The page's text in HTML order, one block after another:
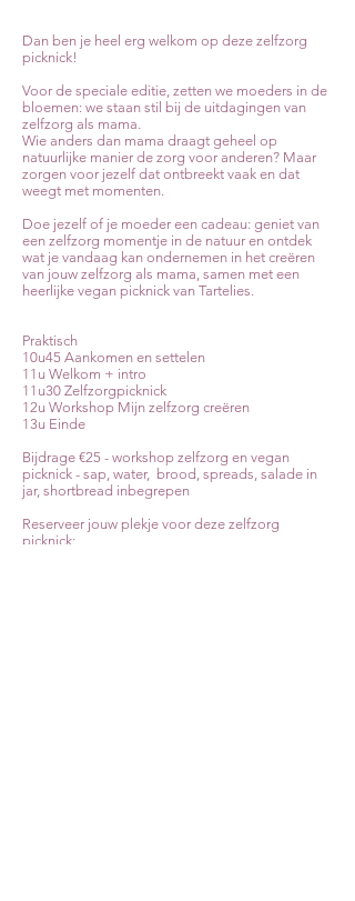
Dan ben je heel erg welkom op deze zelfzorg
picknick!
Voor de speciale editie, zetten we moeders in de
bloemen: we staan stil bij de uitdagingen van
zelfzorg als mama.
Wie anders dan mama draagt geheel op
natuurlijke manier de zorg voor anderen? Maar
zorgen voor jezelf dat ontbreekt vaak en dat
weegt met momenten.
Doe jezelf of je moeder een cadeau: geniet van
een zelfzorg momentje in de natuur en ontdek
wat je vandaag kan ondernemen in het creëren
van jouw zelfzorg als mama, samen met een
heerlijke vegan picknick van Tartelies.
Praktisch
10u45 Aankomen en settelen
11u Welkom + intro
11u30 Zelfzorgpicknick
12u Workshop Mijn zelfzorg creëren
13u Einde
Bijdrage €25 - workshop zelfzorg en vegan
picknick - sap, water, brood, spreads, salade in
jar, shortbread inbegrepen
Reserveer jouw plekje voor deze zelfzorg
picknick: